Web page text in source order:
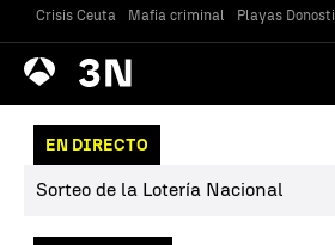
Crisis Ceuta Mafia criminal Playas Donosti
Antena
3 Noticias
EN DIRECTO
Sorteo de la Lotería Nacional